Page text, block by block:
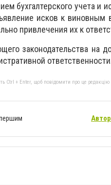
бухгалтерского учета и
исков к
привлечения их к
законодательства на
Ctrl + Enter, щоб повідомити про це редакцію